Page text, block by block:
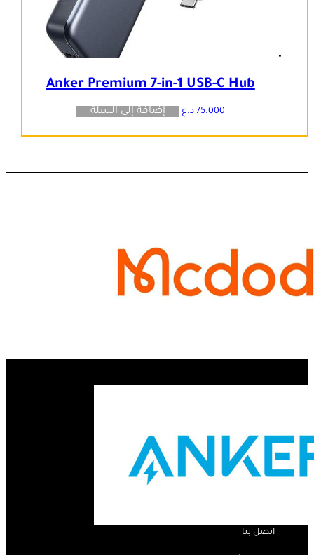
Anker Premium 7-in-1 USB-C Hub
75.000 د.ع إضافة إلى السلة
الروابط السريعة ..
الرئيسية
اتصل بنا